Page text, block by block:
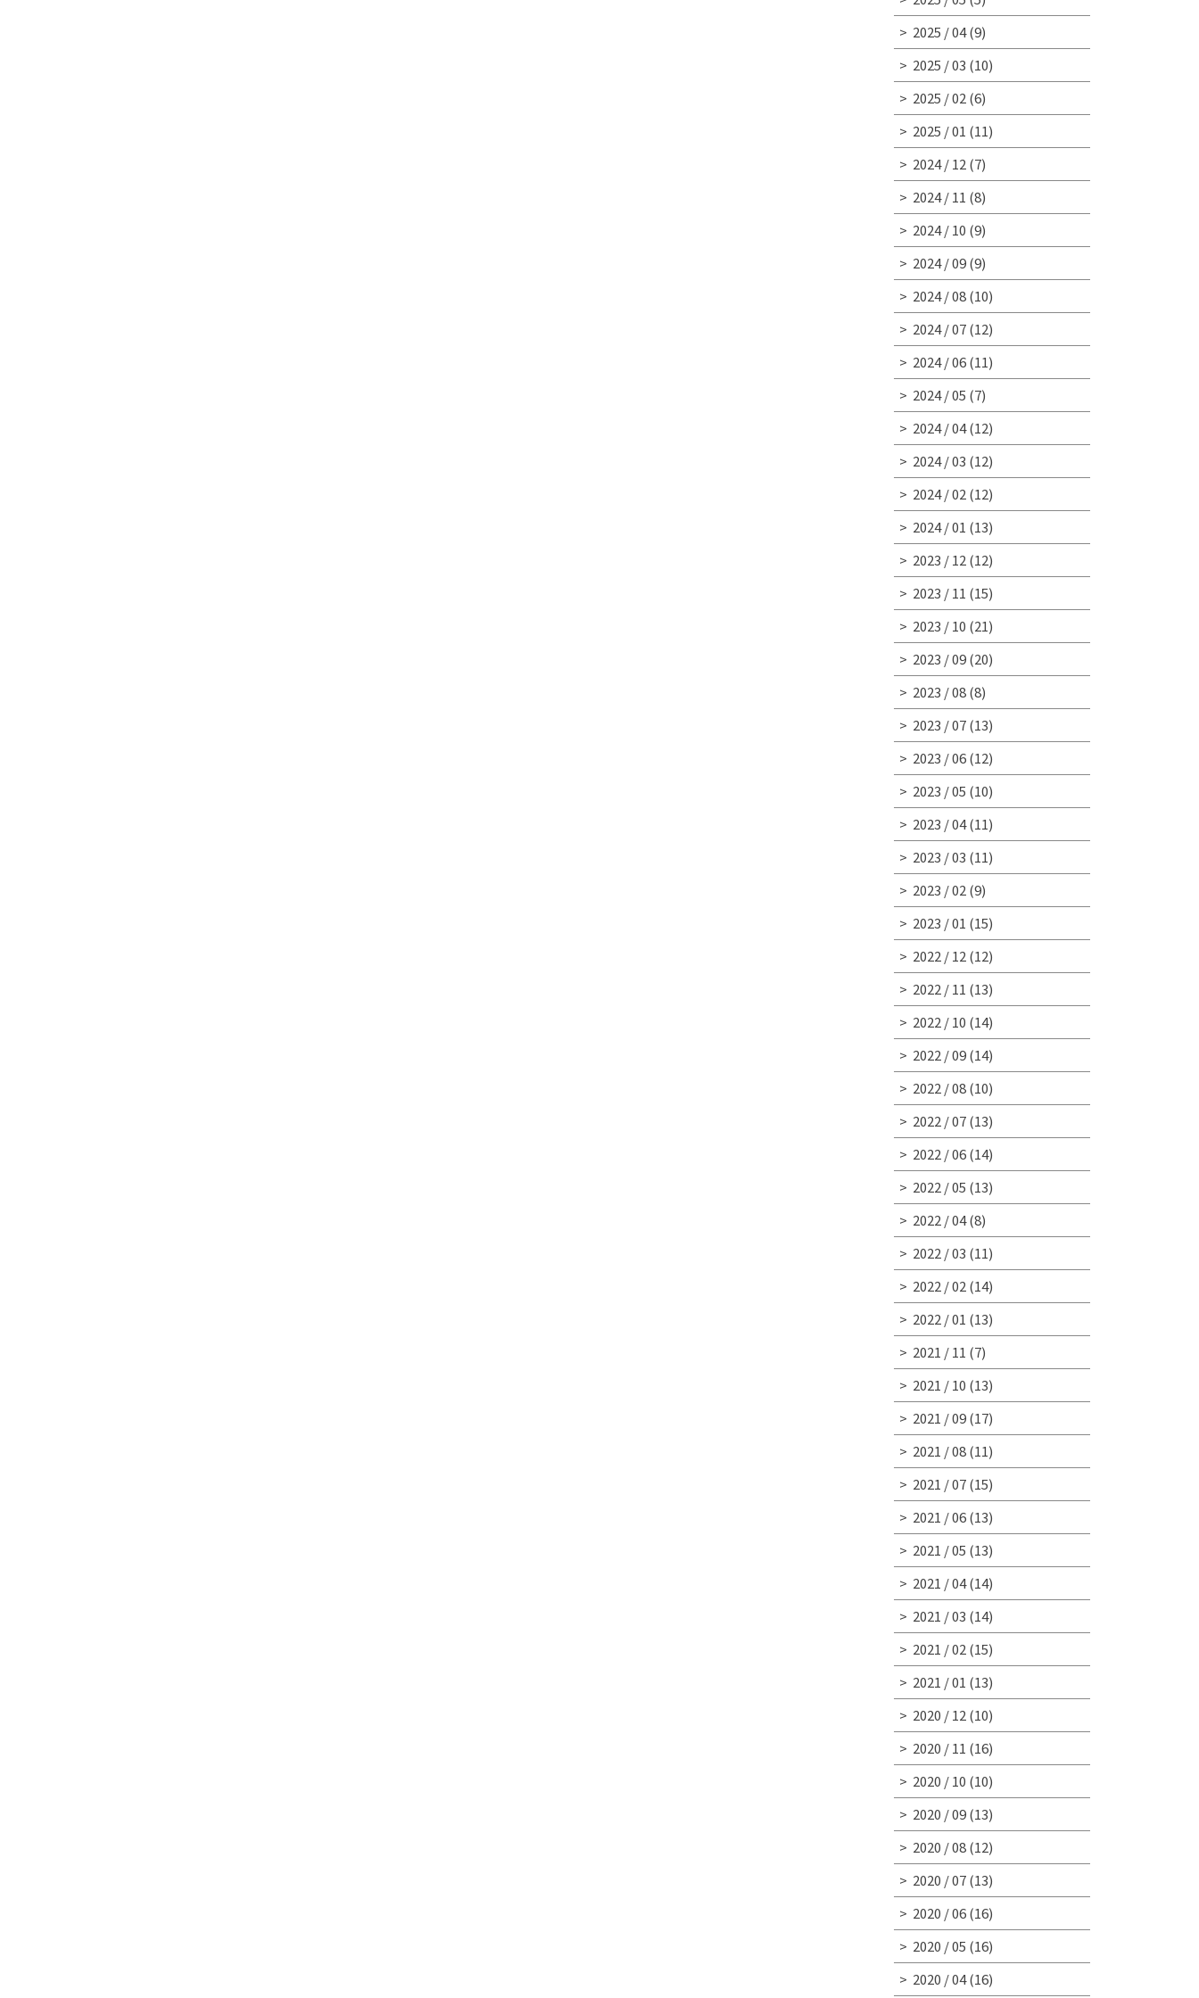
2025 / 04(9)
2025 / 03 (10)
2025 / 02 (6)
2025 / 01 (11)
2024 / 12 (7)
2024 / 11 (8)
2024 / 10 (9)
2024 / 09(9)
2024 / 08(10)
2024 / 07(12)
2024 / 06(11)
2024 / 05 (7)
2024 / 04(12)
2024 / 03 (12)
2024 / 02 (12)
2024 / 01 (13)
2023 / 12 (12)
2023 / 11 (15)
2023 / 10 (21)
2023 / 09(20)
2023 / 08(8)
2023 / 07(13)
2023 / 06(12)
2023 / 05 (10)
2023 / 04(11)
2023 / 03 (11)
2023 / 02 (9)
2023 / 01 (15)
2022 / 12 (12)
2022 / 11 (13)
2022 / 10 (14)
2022 / 09(14)
2022 / 08(10)
2022 / 07(13)
2022 / 06(14)
2022 / 05 (13)
2022 / 04(8)
2022 / 03 (11)
2022 / 02 (14)
2022 / 01 (13)
2021 / 11 (7)
2021 / 10 (13)
2021 / 09(17)
2021 / 08(11)
2021 / 07(15)
2021 / 06(13)
2021 / 05 (13)
2021 / 04(14)
2021 / 03 (14)
2021 / 02 (15)
2021 / 01 (13)
2020 / 12 (10)
2020 / 11 (16)
2020 / 10 (10)
2020 / 09(13)
2020 / 08(12)
2020 / 07(13)
2020 / 06(16)
2020 / 05 (16)
2020 / 04(16)